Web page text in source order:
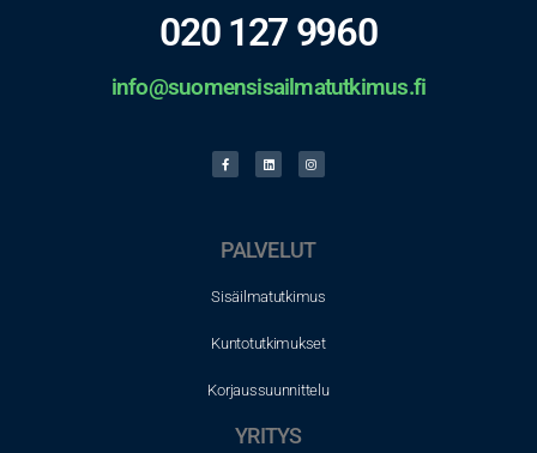
020 127 9960
info@suomensisailmatutkimus.fi
PALVELUT
Sisäilmatutkimus
Kuntotutkimukset
Korjaussuunnittelu
YRITYS